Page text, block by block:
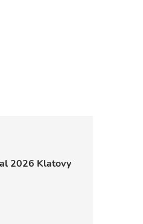
2026 Klatovy